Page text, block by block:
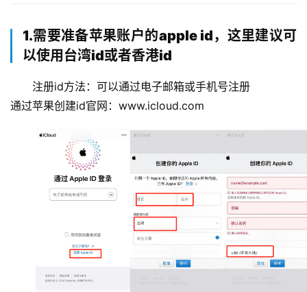
1.需要准备苹果账户的apple id，这里建议可
以使用台湾id或者香港id
注册id方法：可以通过电子邮箱或手机号注册
通过苹果创建id官网：www.icloud.com